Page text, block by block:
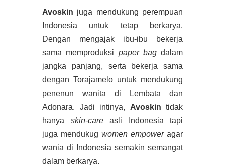
Avoskin juga mendukung perempuan
Indonesia untuk tetap berkarya.
Dengan mengajak ibu-ibu bekerja
sama memproduksi paper bagdalam
jangka panjang, serta bekerja sama
dengan Torajamelo untuk mendukung
penenun wanita di Lembata dan
Adonara. Jadi intinya, Avoskin tidak
hanya skin-care asli Indonesia tapi
juga mendukug women empoweragar
wania di Indonesia semakin semangat
dalam berkarya.